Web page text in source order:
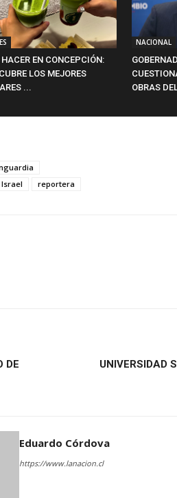
HACER EN CONCEPCIÓN:
LOS MEJORES
...
NACIONAL
OBRAS
Israel reportera
DE
UNIVERSIDAD
Eduardo Córdova
https://www.lanacion.cl